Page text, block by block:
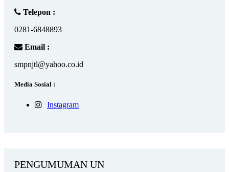
Telepon :
0281-6848893
Email :
smpnjtl@yahoo.co.id
Media Sosial :
Instagram
PENGUMUMAN UN